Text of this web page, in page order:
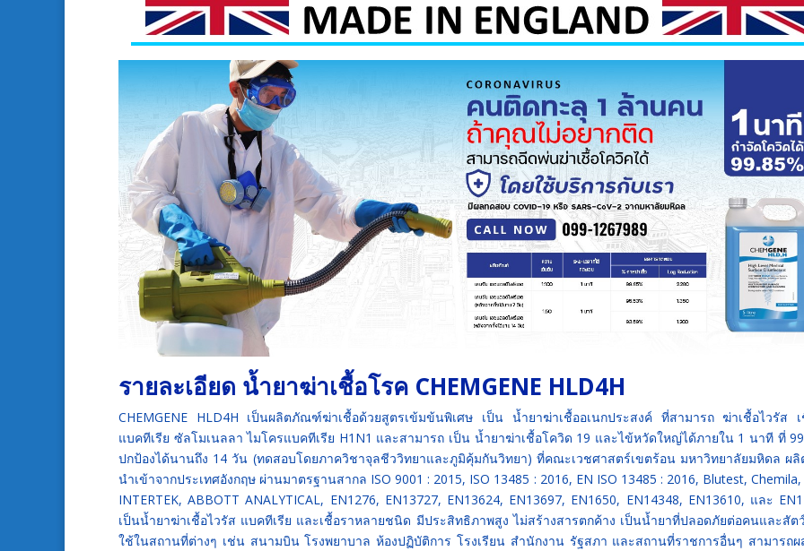
รายละเอียด น้ำยาฆ่าเชื้อโรค CHEMGENE HLD4H
CHEMGENE HLD4H เป็นผลิตภัณฑ์ฆ่าเชื้อด้วยสูตรเข้มข้นพิเศษ เป็น น้ำยาฆ่าเชื้ออเนกประสงค์ ที่สามารถ ฆ่าเชื้อไวรัส
แบคทีเรีย ซัลโมเนลลา ไมโครแบคทีเรีย H1N1 และสามารถ เป็น น้ำยาฆ่าเชื้อโควิด 19 และไข้หวัดใหญ่ได้ภายใน 1 นาที ที่
ปกป้องได้นานถึง 14 วัน (ทดสอบโดยภาควิชาจุลชีววิทยาและภูมิคุ้มกันวิทยา) ที่คณะเวชศาสตร์เขตร้อน มหาวิทยาลัยมหิดล ผ
นำเข้าจากประเทศอังกฤษ ผ่านมาตรฐานสากล ISO 9001 : 2015, ISO 13485 : 2016, EN ISO 13485 : 2016, Blutest, Chemila,
INTERTEK, ABBOTT ANALYTICAL, EN1276, EN13727, EN13624, EN13697, EN1650, EN14348, EN13610, และ
เป็นน้ำยาฆ่าเชื้อไวรัส แบคทีเรีย และเชื้อราหลายชนิด มีประสิทธิภาพสูง ไม่สร้างสารตกค้าง เป็นน้ำยาที่ปลอดภัยต่อคนและสัต
ใช้ในสถานที่ต่างๆ เช่น สนามบิน โรงพยาบาล ห้องปฏิบัติการ โรงเรียน สำนักงาน รัฐสภา และสถานที่ราชการอื่นๆ สามารถ